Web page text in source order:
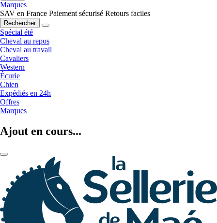
Marques
SAV en France Paiement sécurisé Retours faciles
Rechercher
Spécial été
Cheval au repos
Cheval au travail
Cavaliers
Western
Écurie
Chien
Expédiés en 24h
Offres
Marques
Ajout en cours...